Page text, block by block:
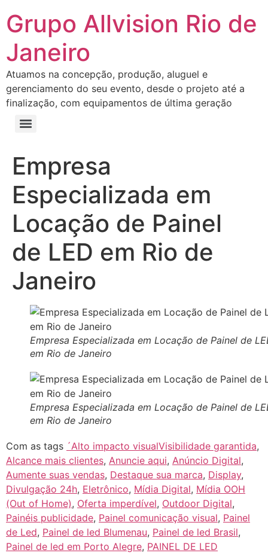
Grupo Allvision Rio de
Janeiro
Atuamos na concepção, produção, aluguel e
gerenciamento do seu evento, desde o projeto até a
finalização, com equipamentos de última geração
Empresa
Especializada em
Locação de Painel
de LED em Rio de
Janeiro
Empresa Especializada em Locação de Painel de
em Rio de Janeiro
Empresa Especializada em Locação de Painel de
em Rio de Janeiro
Com as tags ´Alto impacto visualVisibilidade garantida,
Alcance mais clientes, Anuncie aqui, Anúncio Digital,
Aumente suas vendas, Destaque sua marca, Display,
Divulgação 24h, Eletrônico, Mídia Digital, Mídia OOH
(Out of Home), Oferta imperdível, Outdoor Digital,
Painéis publicidade, Painel comunicação visual, Painel
de Led, Painel de led Blumenau, Painel de led Brasil,
Painel de led em Porto Alegre, PAINEL DE LED